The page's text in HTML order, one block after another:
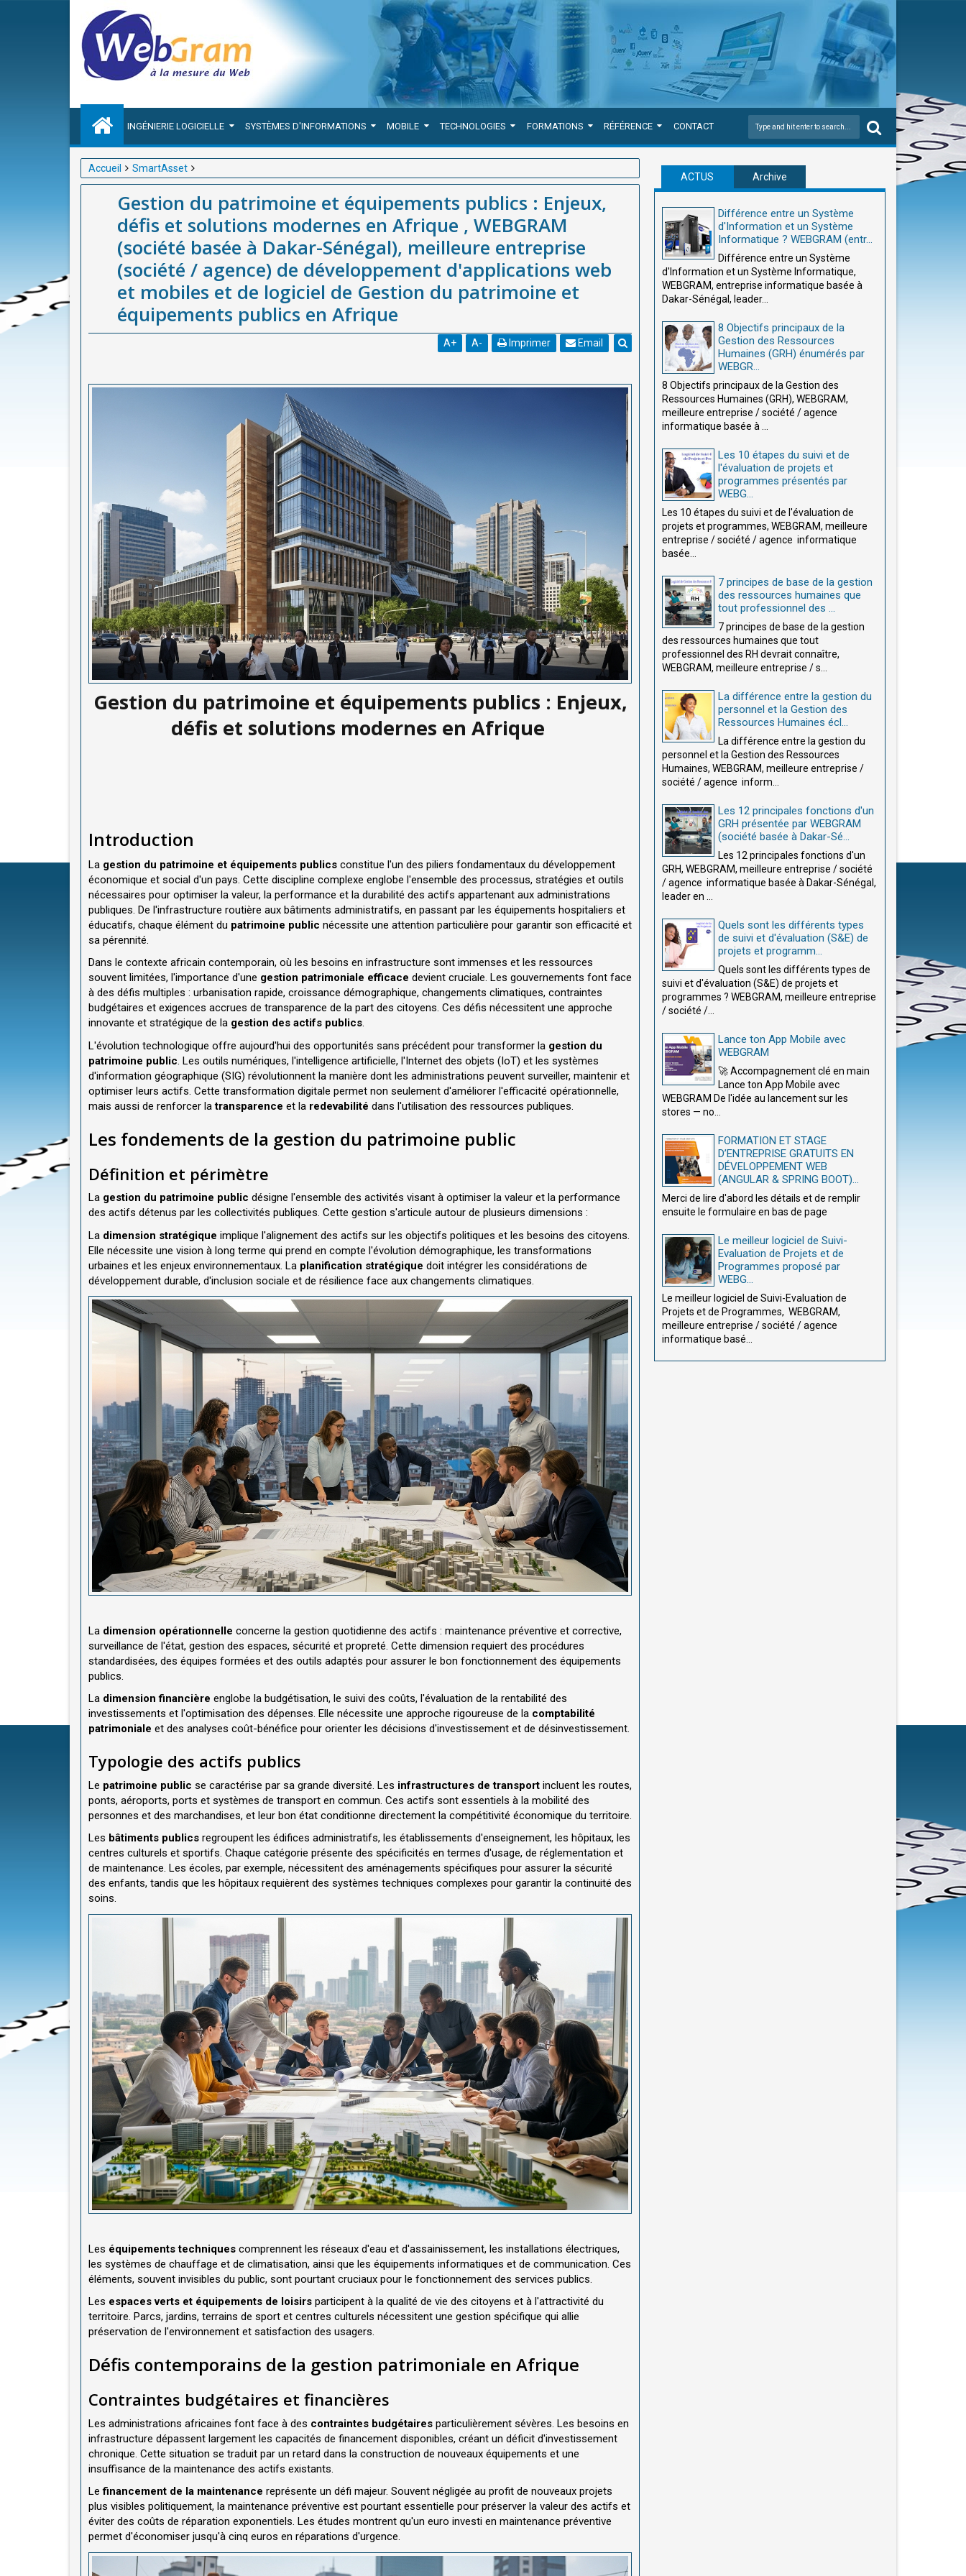
INGÉNIERIE LOGICIELLE SYSTÈMES D'INFORMATIONS MOBILE TECHNOLOGIES FORMATIONS RÉFÉRENCE CONTACT
Accueil
SmartAsset
Gestion du patrimoine et équipements publics : Enjeux, défis et solutions modernes en Afrique , WEBGRAM (société
basée à Dakar-Sénégal), meilleure entreprise (société / agence) de développement d'applications web et mobiles et de
logiciel de Gestion du patrimoine et équipements publics en Afrique
Gestion du patrimoine et équipements publics : Enjeux,
défis et solutions modernes en Afrique , WEBGRAM
(société basée à Dakar-Sénégal), meilleure entreprise
(société / agence) de développement d'applications web
et mobiles et de logiciel de Gestion du patrimoine et
équipements publics en Afrique
A+ A- Imprimer Email
Gestion du patrimoine et équipements publics : Enjeux,
défis et solutions modernes en Afrique
Introduction
La gestion du patrimoine et équipements publics constitue l'un des piliers fondamentaux du développement
économique et social d'un pays. Cette discipline complexe englobe l'ensemble des processus, stratégies et outils
nécessaires pour optimiser la valeur, la performance et la durabilité des actifs appartenant aux administrations
publiques. De l'infrastructure routière aux bâtiments administratifs, en passant par les équipements hospitaliers et
éducatifs, chaque élément du patrimoine public nécessite une attention particulière pour garantir son efficacité et
sa pérennité.
Dans le contexte africain contemporain, où les besoins en infrastructure sont immenses et les ressources
souvent limitées, l'importance d'une gestion patrimoniale efficace devient cruciale. Les gouvernements font face
à des défis multiples : urbanisation rapide, croissance démographique, changements climatiques, contraintes
budgétaires et exigences accrues de transparence de la part des citoyens. Ces défis nécessitent une approche
innovante et stratégique de la gestion des actifs publics.
L'évolution technologique offre aujourd'hui des opportunités sans précédent pour transformer la gestion du
patrimoine public . Les outils numériques, l'intelligence artificielle, l'Internet des objets (IoT) et les systèmes
d'information géographique (SIG) révolutionnent la manière dont les administrations peuvent surveiller, maintenir et
optimiser leurs actifs. Cette transformation digitale permet non seulement d'améliorer l'efficacité opérationnelle,
mais aussi de renforcer latransparence et la redevabilité dans l'utilisation des ressources publiques.
Les fondements de la gestion du patrimoine public
Définition et périmètre
La gestion du patrimoine public désigne l'ensemble des activités visant à optimiser la valeur et la performance
des actifs détenus par les collectivités publiques. Cette gestion s'articule autour de plusieurs dimensions :
La dimension stratégique implique l'alignement des actifs sur les objectifs politiques et les besoins des citoyens.
Elle nécessite une vision à long terme qui prend en compte l'évolution démographique, les transformations
urbaines et les enjeux environnementaux. La planification stratégique doit intégrer les considérations de
développement durable, d'inclusion sociale et de résilience face aux changements climatiques.
La dimension opérationnelle concerne la gestion quotidienne des actifs : maintenance préventive et corrective,
surveillance de l'état, gestion des espaces, sécurité et propreté. Cette dimension requiert des procédures
standardisées, des équipes formées et des outils adaptés pour assurer le bon fonctionnement des équipements
publics.
La dimension financière englobe la budgétisation, le suivi des coûts, l'évaluation de la rentabilité des
investissements et l'optimisation des dépenses. Elle nécessite une approche rigoureuse de la comptabilité
patrimoniale et des analyses coût-bénéfice pour orienter les décisions d'investissement et de désinvestissement.
Typologie des actifs publics
Le patrimoine public se caractérise par sa grande diversité. Les infrastructures de transport incluent les routes,
ponts, aéroports, ports et systèmes de transport en commun. Ces actifs sont essentiels à la mobilité des
personnes et des marchandises, et leur bon état conditionne directement la compétitivité économique du territoire.
Les bâtiments publics regroupent les édifices administratifs, les établissements d'enseignement, les hôpitaux, les
centres culturels et sportifs. Chaque catégorie présente des spécificités en termes d'usage, de réglementation et
de maintenance. Les écoles, par exemple, nécessitent des aménagements spécifiques pour assurer la sécurité
des enfants, tandis que les hôpitaux requièrent des systèmes techniques complexes pour garantir la continuité des
soins.
Les équipements techniques comprennent les réseaux d'eau et d'assainissement, les installations électriques,
les systèmes de chauffage et de climatisation, ainsi que les équipements informatiques et de communication. Ces
éléments, souvent invisibles du public, sont pourtant cruciaux pour le fonctionnement des services publics.
Les espaces verts et équipements de loisirs participent à la qualité de vie des citoyens et à l'attractivité du
territoire. Parcs, jardins, terrains de sport et centres culturels nécessitent une gestion spécifique qui allie
préservation de l'environnement et satisfaction des usagers.
Défis contemporains de la gestion patrimoniale en Afrique
Contraintes budgétaires et financières
Les administrations africaines font face à des contraintes budgétaires particulièrement sévères. Les besoins en
infrastructure dépassent largement les capacités de financement disponibles, créant un déficit d'investissement
chronique. Cette situation se traduit par un retard dans la construction de nouveaux équipements et une
insuffisance de la maintenance des actifs existants.
Lefinancement de la maintenance représente un défi majeur. Souvent négligée au profit de nouveaux projets
plus visibles politiquement, la maintenance préventive est pourtant essentielle pour préserver la valeur des actifs et
éviter des coûts de réparation exponentiels. Les études montrent qu'un euro investi en maintenance préventive
permet d'économiser jusqu'à cinq euros en réparations d'urgence.
ACTUS Archive
Différence entre un Système
d'Information et un Système
Informatique ? WEBGRAM (entr...
Différence entre un Système
d'Information et un Système Informatique,
WEBGRAM, entreprise informatique basée à
Dakar-Sénégal, leader...
8 Objectifs principaux de la
Gestion des Ressources
Humaines (GRH) énumérés par
WEBGR...
8 Objectifs principaux de la Gestion des
Ressources Humaines (GRH), WEBGRAM,
meilleure entreprise / société / agence
informatique basée à ...
Les 10 étapes du suivi et de
l'évaluation de projets et
programmes présentés par
WEBG...
Les 10 étapes du suivi et de l'évaluation de
projets et programmes, WEBGRAM, meilleure
entreprise / société / agence informatique
basée...
7 principes de base de la gestion
des ressources humaines que
tout professionnel des ...
7 principes de base de la gestion
des ressources humaines que tout
professionnel des RH devrait connaître,
WEBGRAM, meilleure entreprise / s...
La différence entre la gestion du
personnel et la Gestion des
Ressources Humaines écl...
La différence entre la gestion du
personnel et la Gestion des Ressources
Humaines, WEBGRAM, meilleure entreprise /
société / agence inform...
Les 12 principales fonctions d'un
GRH présentée par WEBGRAM
(société basée à Dakar-Sé...
Les 12 principales fonctions d'un
GRH, WEBGRAM, meilleure entreprise / société
/ agence informatique basée à Dakar-Sénégal,
leader en ...
Quels sont les différents types
de suivi et d'évaluation (S&E) de
projets et programm...
Quels sont les différents types de
suivi et d'évaluation (S&E) de projets et
programmes ? WEBGRAM, meilleure entreprise
/ société /...
Lance ton App Mobile avec
WEBGRAM
🚀 Accompagnement clé en main
Lance ton App Mobile avec
WEBGRAM De l'idée au lancement sur les
stores — no...
FORMATION ET STAGE
D’ENTREPRISE GRATUITS EN
DÉVELOPPEMENT WEB
(ANGULAR & SPRING BOOT)...
Merci de lire d'abord les détails et de remplir
ensuite le formulaire en bas de page
Le meilleur logiciel de Suivi-
Evaluation de Projets et de
Programmes proposé par
WEBG...
Le meilleur logiciel de Suivi-Evaluation de
Projets et de Programmes, WEBGRAM,
meilleure entreprise / société / agence
informatique basé...